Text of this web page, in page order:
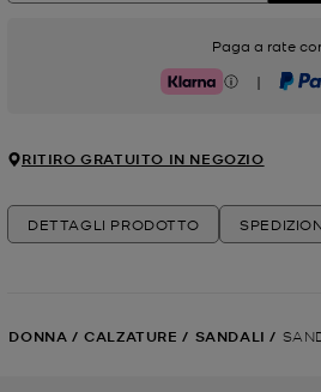
Paga a rate
Klarna |
RITIRO GRATUITO IN NEGOZIO
DETTAGLI PRODOTTO
DONNA / CALZATURE / SANDALI /